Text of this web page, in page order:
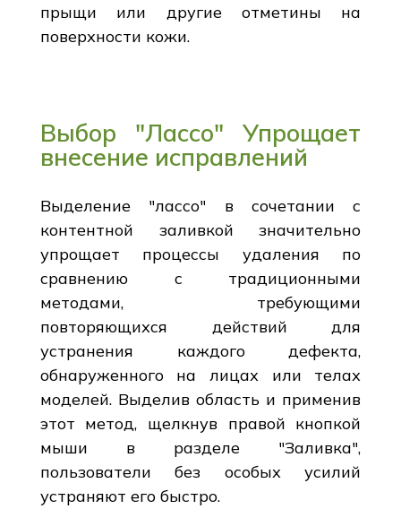
прыщи или другие отметины на
поверхности кожи.
Выбор "Лассо" Упрощает
внесение исправлений
Выделение "лассо" в сочетании с
контентной заливкой значительно
упрощает процессы удаления по
сравнению с традиционными
методами, требующими
повторяющихся действий для
устранения каждого дефекта,
обнаруженного на лицах или телах
моделей. Выделив область и применив
этот метод, щелкнув правой кнопкой
мыши в разделе "Заливка",
пользователи без особых усилий
устраняют его быстро.